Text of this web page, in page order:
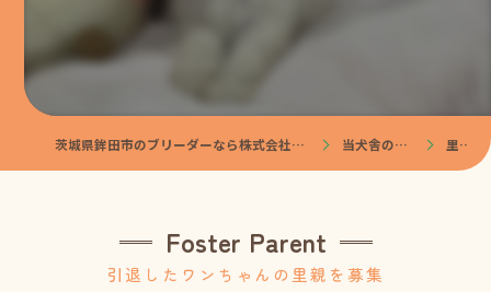
茨城県鉾田市のブリーダーなら株式会社BOWTY 当犬舎の特徴 里親
引退したワンちゃんの里親を募集
Foster Parent